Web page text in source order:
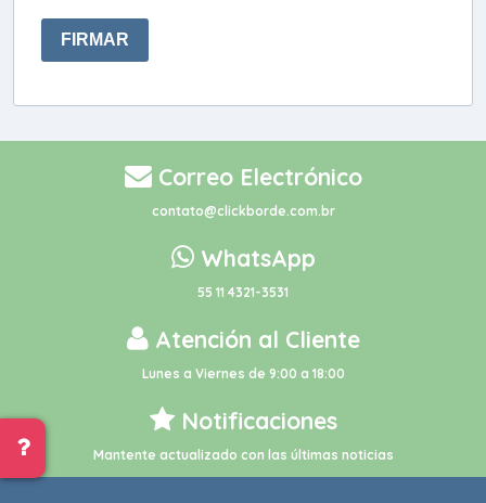
FIRMAR
Correo Electrónico
contato@clickborde.com.br
WhatsApp
55 11 4321-3531
Atención al Cliente
Lunes a Viernes de 9:00 a 18:00
Notificaciones
Mantente actualizado con las últimas noticias